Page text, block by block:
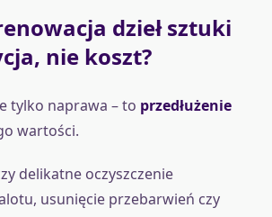
dzieł sztuki
nie koszt?
tylko naprawa – to przedłużenie
wartości.
delikatne oczyszczenie
usunięcie przebarwień czy